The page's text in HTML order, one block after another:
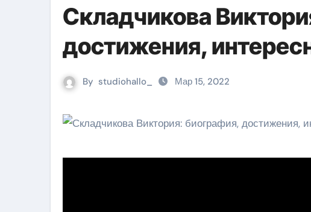
Складчикова
достижения,
By studiohallo_ Мар 15, 2022